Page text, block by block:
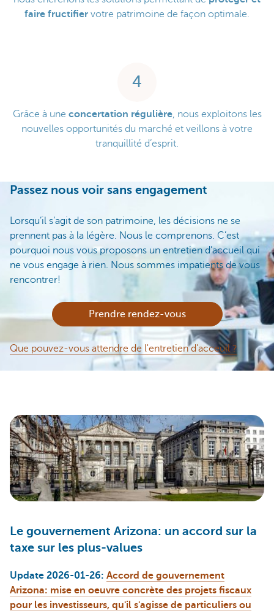
faire fructifier votre patrimoine de façon optimale.
4
Grâce à une concertation régulière, nous exploitons les
nouvelles opportunités du marché et veillons à votre
tranquillité d’esprit.
Passez nous voir sans engagement
Lorsqu’il s’agit de son patrimoine, les décisions ne se
prennent pas à la légère. Nous le comprenons. C’est
pourquoi nous vous proposons un entretien d’accueil qui
ne vous engage à rien. Nous sommes impatients de vous
rencontrer!
Prendre rendez-vous
Que pouvez-vous attendre de l'entretien d'acceuil ?
Le gouvernement Arizona: un accord sur la
taxe sur les plus-values
Update 2026-01-26: Accord de gouvernement
Arizona: mise en oeuvre concrète des projets fiscaux
pour les investisseurs, qu'il s'agisse de particuliers ou